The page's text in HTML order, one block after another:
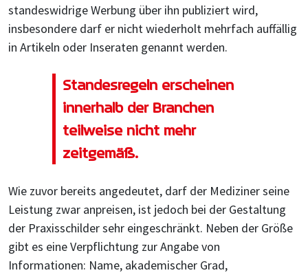
standeswidrige Werbung über ihn publiziert wird,
insbesondere darf er nicht wiederholt mehrfach auffällig
in Artikeln oder Inseraten genannt werden.
Standesregeln erscheinen
innerhalb der Branchen
teilweise nicht mehr
zeitgemäß.
Wie zuvor bereits angedeutet, darf der Mediziner seine
Leistung zwar anpreisen, ist jedoch bei der Gestaltung
der Praxisschilder sehr eingeschränkt. Neben der Größe
gibt es eine Verpflichtung zur Angabe von
Informationen: Name, akademischer Grad,